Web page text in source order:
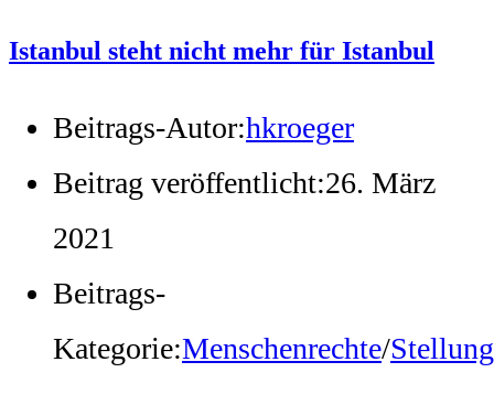
Istanbul steht nicht mehr für Istanbul
Beitrags-Autor:hkroeger
Beitrag veröffentlicht:26. März
2021
Beitrags-
Kategorie:Menschenrechte/